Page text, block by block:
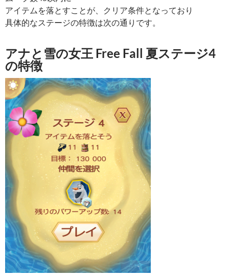
アイテムを落とすことが、クリア条件となっており
具体的なステージの特徴は次の通りです。
アナと雪の女王 Free Fall 夏ステージ4
の特徴